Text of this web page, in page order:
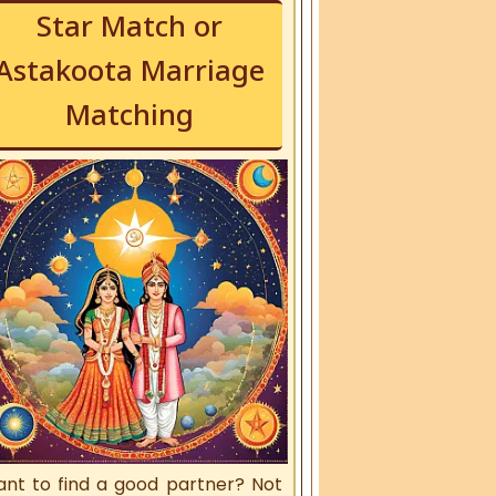
Star Match or
Marriage
Matching
to find a good partner? Not